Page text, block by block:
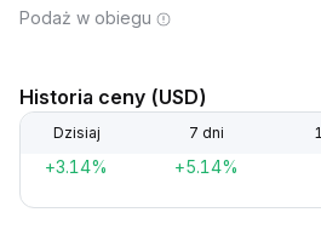
Podaż w obiegu
Historia ceny (USD)
Dzisiaj 7 dni
+3.14% +5.14%